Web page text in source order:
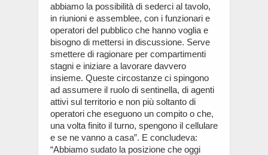
abbiamo la possibilità di sederci al tavolo,
in riunioni e assemblee, con i funzionari e
operatori del pubblico che hanno voglia e
bisogno di mettersi in discussione. Serve
smettere di ragionare per compartimenti
stagni e iniziare a lavorare davvero
insieme. Queste circostanze ci spingono
ad assumere il ruolo di sentinella, di agenti
attivi sul territorio e non più soltanto di
operatori che eseguono un compito o che,
una volta finito il turno, spengono il cellulare
e se ne vanno a casa”. E concludeva:
“Abbiamo sudato la posizione che oggi